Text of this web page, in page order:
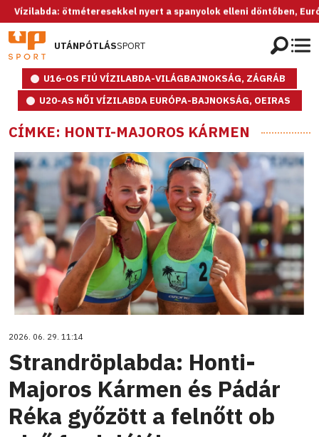
ötméteresekkel nyert a spanyolok elleni döntőben,
UTÁNPÓTLÁSSPORT
U16-OS FIÚ VÍZILABDA-VILÁGBAJNOKSÁG, ZÁGRÁB
U20-AS NŐI VÍZILABDA EURÓPA-BAJNOKSÁG, OEIRAS
CÍMKE: HONTI-MAJOROS KÁRMEN
2026. 06. 29. 11:14
Strandröplabda: Honti-
Majoros Kármen és Pádár
Réka győzött a felnőtt ob